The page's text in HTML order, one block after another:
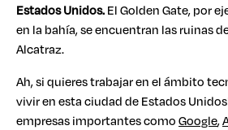
Estados Unidos.El Golden Gate, por
en la bahía, se encuentran las ruinas
Alcatraz.
Ah, si quieres trabajar en el ámbito
vivir en esta ciudad de Estados
empresas importantes comoGoogle,